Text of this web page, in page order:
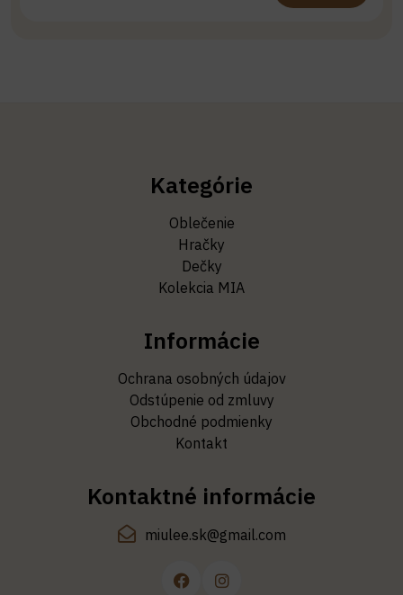
Kategórie
Oblečenie
Hračky
Dečky
Kolekcia MIA
Informácie
Ochrana osobných údajov
Odstúpenie od zmluvy
Obchodné podmienky
Kontakt
Kontaktné informácie
miulee.sk@gmail.com